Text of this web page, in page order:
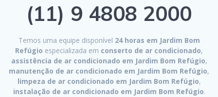
(11) 9 4808 2000
Temos uma equipe disponível 24 horas em Jardim Bom
Refúgio especializada em conserto de ar condicionado,
assistência de ar condicionado em Jardim Bom Refúgio,
manutenção de ar condicionado em Jardim Bom Refúgio,
limpeza de ar condicionado em Jardim Bom Refúgio,
instalação de ar condicionado em Jardim Bom Refúgio.